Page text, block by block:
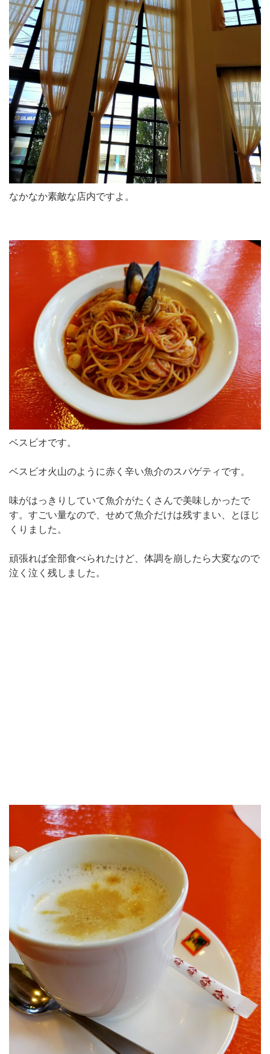
なかなか素敵な店内ですよ。
ベスビオです。
ベスビオ火山のように赤く辛い魚介のスパゲティです。
味がはっきりしていて魚介がたくさんで美味しかったで
す。すごい量なので、せめて魚介だけは残すまい、とほじ
くりました。
頑張れば全部食べられたけど、体調を崩したら大変なので
泣く泣く残しました。